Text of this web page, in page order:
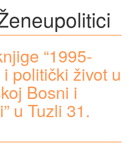
“1995-
politički život u
Bosni i
u Tuzli 31.